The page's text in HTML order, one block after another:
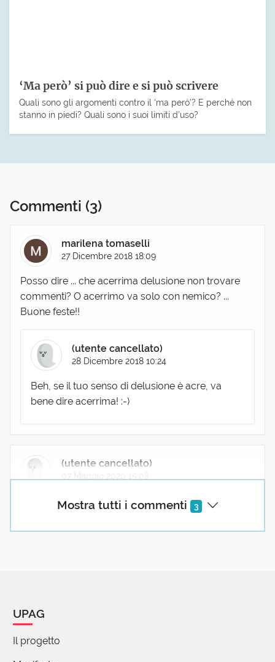
‘Ma però’ si può dire e si può scrivere
Quali sono gli argomenti contro il ‘ma però’? E perché non
stanno in piedi? Quali sono i suoi limiti d’uso?
Commenti (3)
Mostra tutti i commenti 3
marilena tomaselli
27 Dicembre 2018 18:09
Posso dire ... che acerrima delusione non trovare
commenti? O acerrimo va solo con nemico? ...
Buone feste!!
(utente cancellato)
28 Dicembre 2018 10:24
Beh, se il tuo senso di delusione è acre, va
bene dire acerrima! :-)
(utente cancellato)
Mi piace l’uso del superlativo alla latina col
rafforzamento consonantico che ... intensifica il
senso e il sentimento!
UPAG
Il progetto